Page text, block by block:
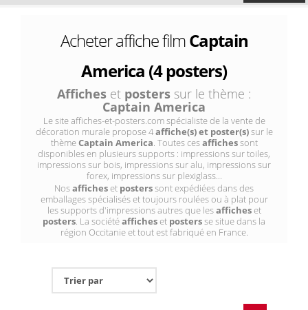
Acheter affiche filmCaptain
America (4 posters)
Affiches et posters sur le thème :
Captain America
Le site affiches-et-posters.com spécialiste de la vente de
décoration murale propose 4affiche(s) et poster(s)sur le
thèmeCaptain America. Toutes cesaffichessont
disponibles en plusieurs supports : impressions sur toiles,
impressions sur bois, impressions sur alu, impressions sur
forex, impressions sur plexiglass...
Nosafficheset posterssont expédiées dans des
emballages spécialisés et toujours roulées ou à plat pour
les supports d'impressions autres que lesafficheset
posters. La sociétéafficheset postersse situe dans la
région Occitanie et tout est fabriqué en France.